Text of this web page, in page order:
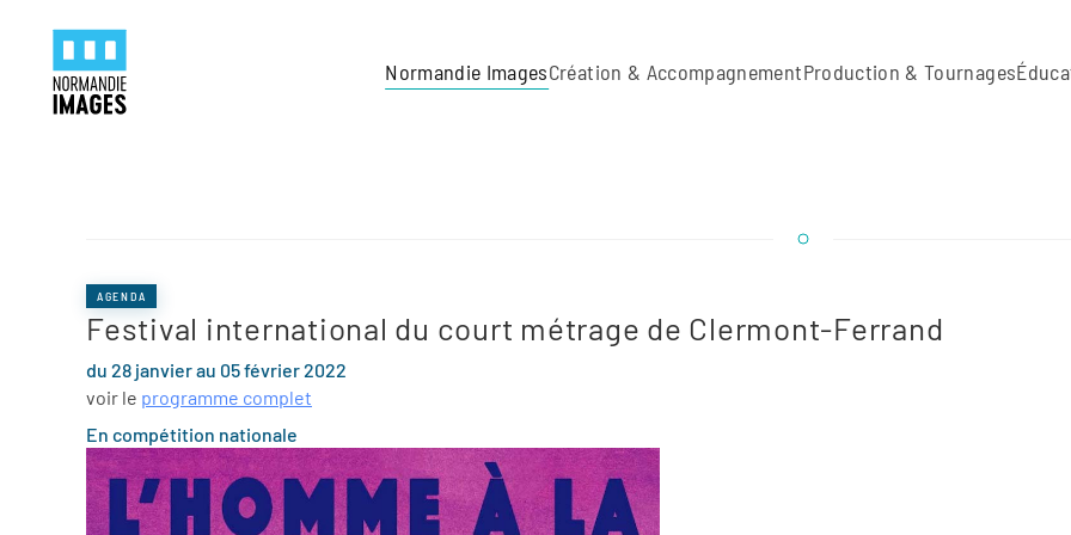
Skip to main content
Normandie ImagesCréation & AccompagnementProduction & Tournages
AGENDA
Festival international du court métrage de Clermont-Ferrand
du 28 janvier au 05 février 2022
voir le programme complet
En compétition nationale